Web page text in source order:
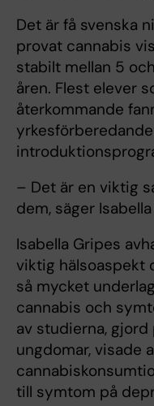
Det är få svenska
provat cannabis
stabilt mellan 5
åren. Flest elever
återkommande
– Det är en viktig
dem, säger
Isabella Gripes
viktig hälsoaspekt
så mycket
cannabis och
av studierna, gjord
ungdomar, visade
till symtom på